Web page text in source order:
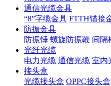
通信光缆金具
“8”字缆金具 FTTH锚接
防振金具
防振锤 螺旋防振鞭 间隔
光纤光缆
电力光缆 通信光缆 室内
接头盒
光缆接头盒 OPPC接头盒